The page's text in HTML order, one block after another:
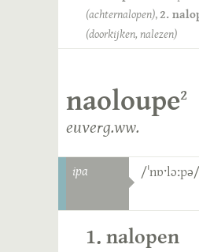
(achternalopen),2.
(doorkijken, nalezen)
naoloupe2
euverg.ww.
ipa /ˈnɒˑlɔːpə/
1. nalopen